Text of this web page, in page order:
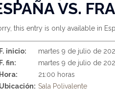
VS.
this entry is only available in
inicio:
martes 9 de julio de
fin:
martes 9 de julio de
21:00 horas
Sala Polivalente